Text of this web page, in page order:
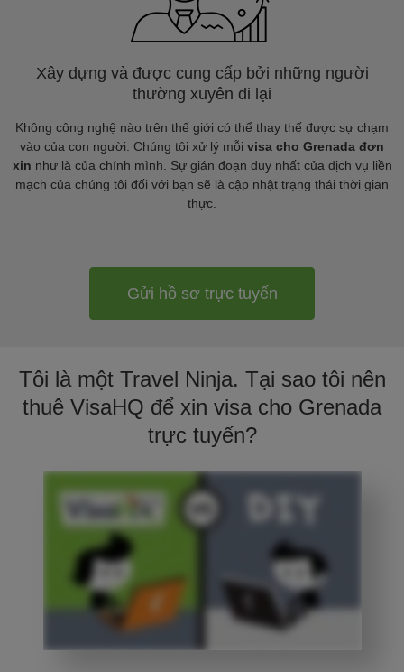
Xây dựng và được cung cấp bởi những người
thường xuyên đi lại
Không công nghệ nào trên thế giới có thể thay thế được sự chạm
vào của con người. Chúng tôi xử lý mỗi visa cho Grenada đơn
xin như là của chính mình. Sự gián đoạn duy nhất của dịch vụ liền
mạch của chúng tôi đối với bạn sẽ là cập nhật trạng thái thời gian
thực.
Gửi hồ sơ trực tuyến
Tôi là một Travel Ninja. Tại sao tôi nên
thuê VisaHQ để xin visa cho Grenada
trực tuyến?